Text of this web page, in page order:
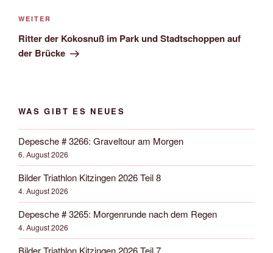
Nächster
Beitrag
WEITER
Ritter der Kokosnuß im Park und Stadtschoppen auf
der Brücke
WAS GIBT ES NEUES
Depesche # 3266: Graveltour am Morgen
6. August 2026
Bilder Triathlon Kitzingen 2026 Teil 8
4. August 2026
Depesche # 3265: Morgenrunde nach dem Regen
4. August 2026